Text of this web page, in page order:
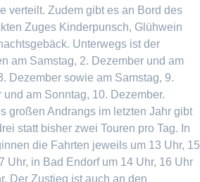
verteilt. Zudem gibt es an Bord des
Zuges Kinderpunsch, Glühwein
Unterwegs ist der
am Samstag, 2. Dezember und am
Dezember sowie am Samstag, 9.
und am Sonntag, 10. Dezember.
großen Andrangs im letzten Jahr gibt
statt bisher zwei Touren pro Tag. In
die Fahrten jeweils um 13 Uhr, 15
Uhr, in Bad Endorf um 14 Uhr, 16 Uhr
Der Zustieg ist auch an den